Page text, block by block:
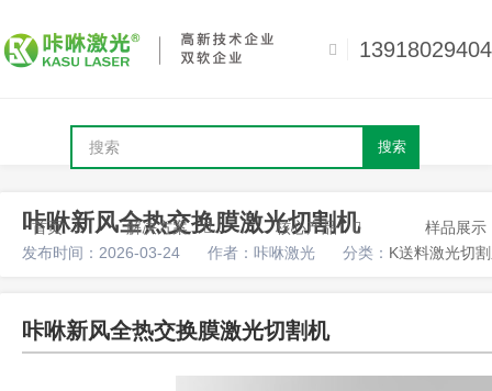
13918029404
搜索
首页 解决方案 核心产品 样品展示
咔咻新风全热交换膜激光切割机
发布时间：2026-03-24 作者：咔咻激光 分类： K送料激光切
咔咻新风全热交换膜激光切割机